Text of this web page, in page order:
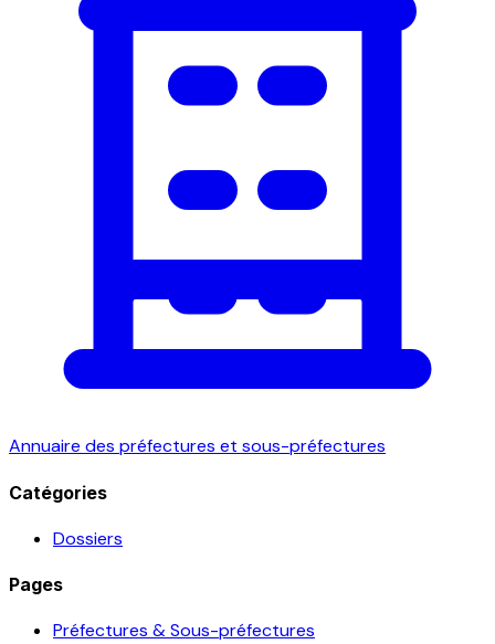
Annuaire des préfectures et sous-préfectures
Catégories
Dossiers
Pages
Préfectures & Sous-préfectures